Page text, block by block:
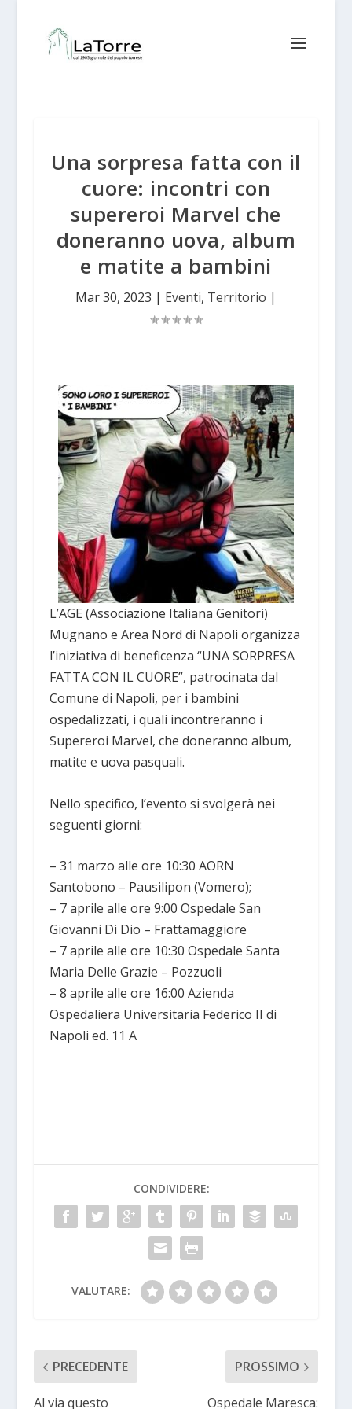
Una sorpresa fatta con il
cuore: incontri con
supereroi Marvel che
doneranno uova, album
e matite a bambini
Mar 30, 2023 | Eventi, Territorio |
L’AGE (Associazione Italiana Genitori)
Mugnano e Area Nord di Napoli organizza
l’iniziativa di beneficenza “UNA SORPRESA
FATTA CON IL CUORE”, patrocinata dal
Comune di Napoli, per i bambini
ospedalizzati, i quali incontreranno i
Supereroi Marvel, che doneranno album,
matite e uova pasquali.
Nello specifico, l’evento si svolgerà nei
seguenti giorni:
– 31 marzo alle ore 10:30 AORN
Santobono – Pausilipon (Vomero);
– 7 aprile alle ore 9:00 Ospedale San
Giovanni Di Dio – Frattamaggiore
– 7 aprile alle ore 10:30 Ospedale Santa
Maria Delle Grazie – Pozzuoli
– 8 aprile alle ore 16:00 Azienda
Ospedaliera Universitaria Federico II di
Napoli ed. 11 A
CONDIVIDERE:
VALUTARE:
PRECEDENTE
Al via questo
PROSSIMO
Ospedale Maresca: